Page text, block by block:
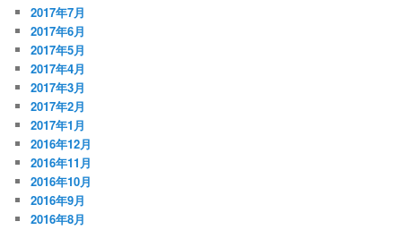
2017年7月
2017年6月
2017年5月
2017年4月
2017年3月
2017年2月
2017年1月
2016年12月
2016年11月
2016年10月
2016年9月
2016年8月